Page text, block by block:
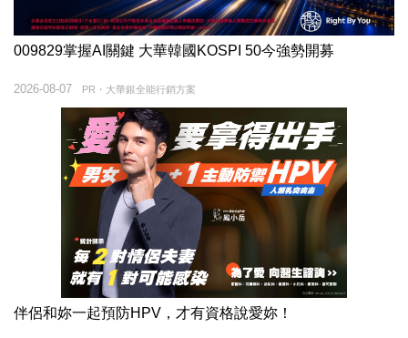
009829掌握AI關鍵 大華韓國KOSPI 50今強勢開募
PR・大華銀全能行銷方案
2026-08-07
伴侶和妳一起預防HPV，才有資格說愛妳！